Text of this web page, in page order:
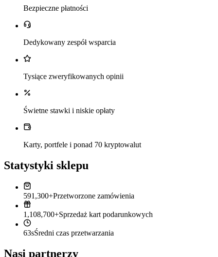
Bezpieczne płatności
Dedykowany zespół wsparcia
Tysiące zweryfikowanych opinii
Świetne stawki i niskie opłaty
Karty, portfele i ponad 70 kryptowalut
Statystyki sklepu
591,300+Przetworzone zamówienia
1,108,700+Sprzedaż kart podarunkowych
63sŚredni czas przetwarzania
Nasi partnerzy